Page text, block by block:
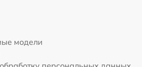
модели